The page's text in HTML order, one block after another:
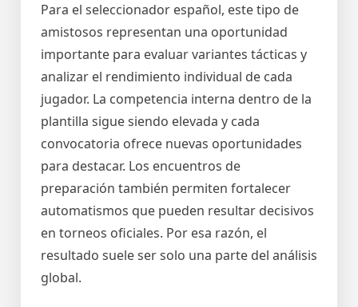
Para el seleccionador español, este tipo de
amistosos representan una oportunidad
importante para evaluar variantes tácticas y
analizar el rendimiento individual de cada
jugador. La competencia interna dentro de la
plantilla sigue siendo elevada y cada
convocatoria ofrece nuevas oportunidades
para destacar. Los encuentros de
preparación también permiten fortalecer
automatismos que pueden resultar decisivos
en torneos oficiales. Por esa razón, el
resultado suele ser solo una parte del análisis
global.